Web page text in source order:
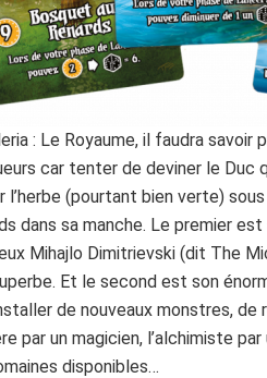
: Le Royaume, il faudra
car tenter de deviner le Duc
l’herbe (pourtant bien verte)
dans sa manche. Le premier
Mihajlo Dimitrievski (dit The
Et le second est son
de nouveaux monstres,
par un magicien, l’alchimiste
disponibles…